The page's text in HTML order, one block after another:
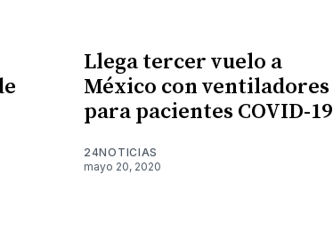
Llega tercer vuelo a
México con ventiladores
para pacientes COVID-19
24NOTICIAS
mayo 20, 2020